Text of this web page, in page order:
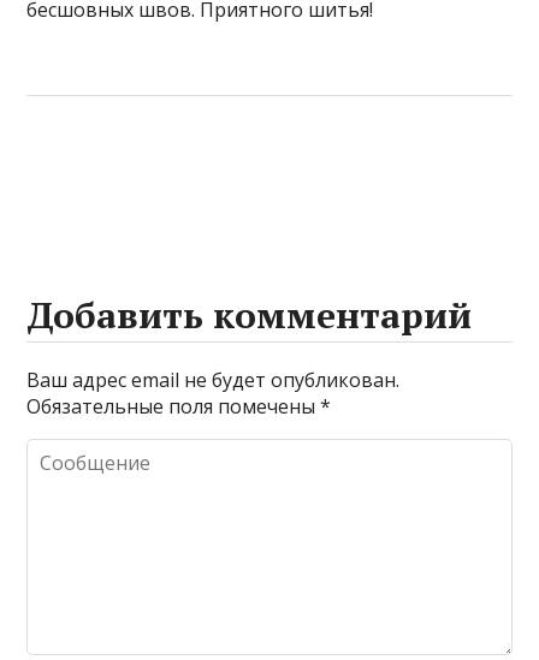
бесшовных швов. Приятного шитья!
Добавить комментарий
Ваш адрес email не будет опубликован.
Обязательные поля помечены*